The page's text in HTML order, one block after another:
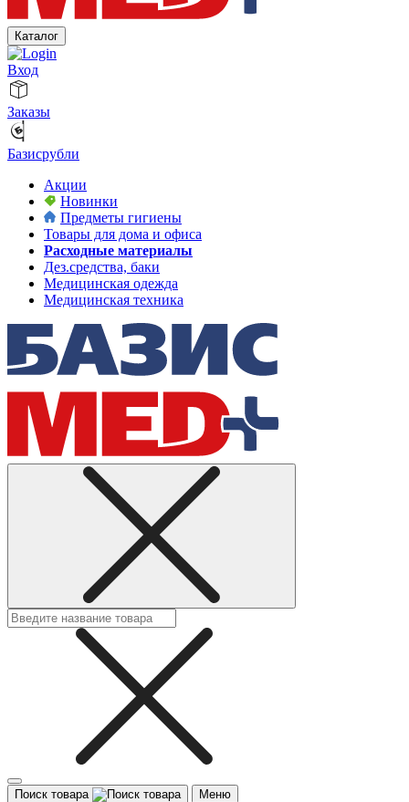
Каталог
Вход
Заказы
Базисрубли
Акции
Новинки
Предметы гигиены
Товары для дома и офиса
Расходные материалы
Дез.средства, баки
Медицинская одежда
Медицинская техника
Поиск товара Меню